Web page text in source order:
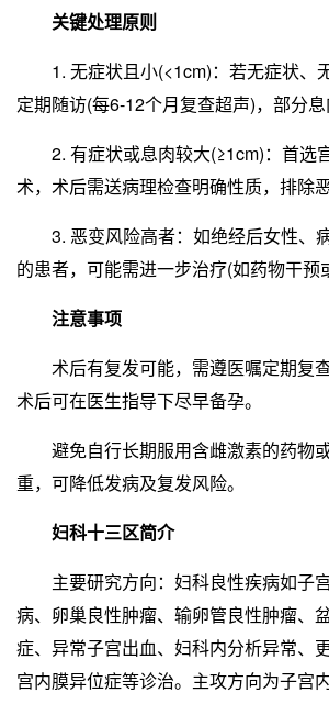
关键处理原则
1. 无症状且小(<1cm)：若无症状、
定期随访(每6-12个月复查超声)，部分息
2. 有症状或息肉较大(≥1cm)：首选
术，术后需送病理检查明确性质，排除恶
3. 恶变风险高者：如绝经后女性、
的患者，可能需进一步治疗(如药物干预
注意事项
术后有复发可能，需遵医嘱定期复查
术后可在医生指导下尽早备孕。
避免自行长期服用含雌激素的药物
重，可降低发病及复发风险。
妇科十三区简介
主要研究方向：妇科良性疾病如子
病、卵巢良性肿瘤、输卵管良性肿瘤、
症、异常子宫出血、妇科内分析异常、
宫内膜异位症等诊治。主攻方向为子宫